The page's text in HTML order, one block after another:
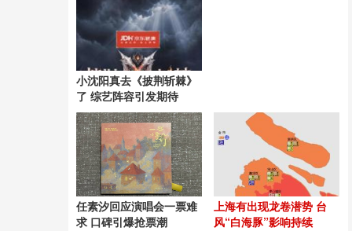
小沈阳真去《披荆斩棘》
了 综艺阵容引发期待
任素汐回应演唱会一票难
求 口碑引爆抢票潮
上海有出现龙卷潜势 台
风“白海豚”影响持续